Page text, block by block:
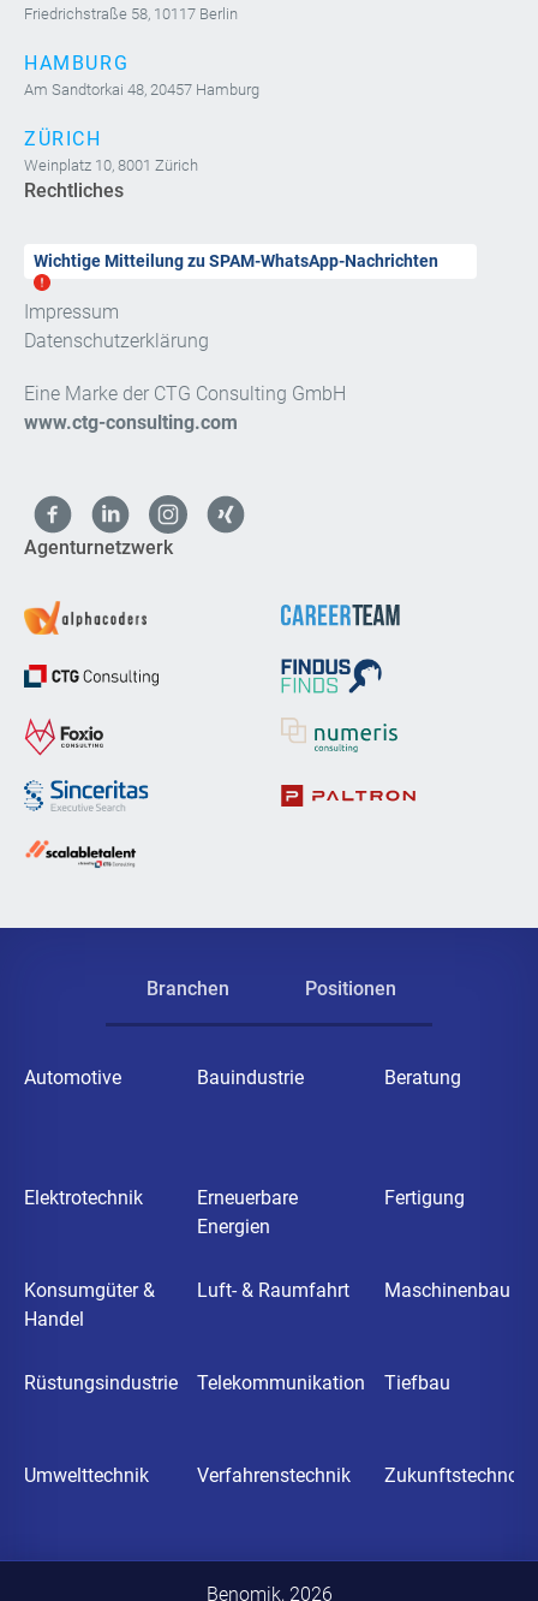
Friedrichstraße 58, 10117 Berlin
HAMBURG
Am Sandtorkai 48, 20457 Hamburg
ZÜRICH
Weinplatz 10, 8001 Zürich
Rechtliches
Wichtige Mitteilung zu SPAM-WhatsApp-Nachrichten
Impressum
Datenschutzerklärung
Eine Marke der CTG Consulting GmbH
www.ctg-consulting.com
Agenturnetzwerk
Branchen Positionen
Automotive Bauindustrie Beratung
Elektrotechnik
Erneuerbare
Energien
Fertigung
Konsumgüter &
Handel
Luft- & Raumfahrt Maschinenbau
Rüstungsindustrie Telekommunikation Tiefbau
Umwelttechnik Verfahrenstechnik
Benomik, 2026